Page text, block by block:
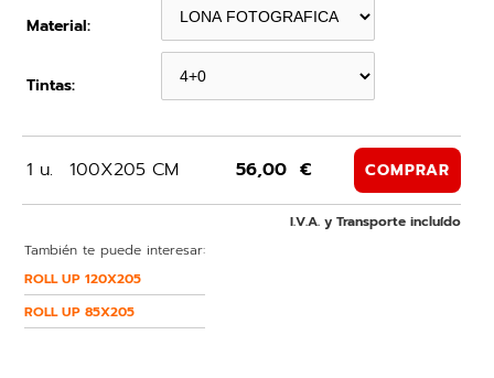
Material:
Tintas:
1 u. 100X205 CM 56,00 € COMPRAR
I.V.A. y Transporte incluído
También te puede interesar:
ROLL UP 120X205
ROLL UP 85X205